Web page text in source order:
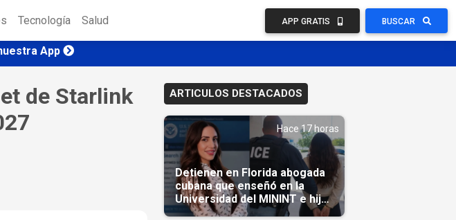
Tecnología Salud APP GRATIS BUSCAR
App
de Starlink
ARTICULOS DESTACADOS
Hace 17 horas
Detienen en Florida abogada
cubana que enseñó en la
Universidad del MININT e hija
de diplomático cubano